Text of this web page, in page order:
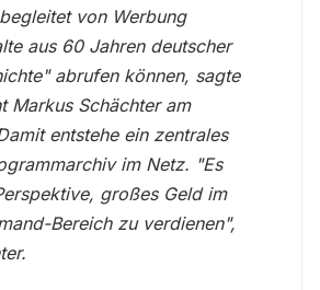
von Werbung
aus 60 Jahren deutscher
abrufen können, sagte
Markus Schächter am
entstehe ein zentrales
im Netz. "Es
großes Geld im
Bereich zu verdienen",